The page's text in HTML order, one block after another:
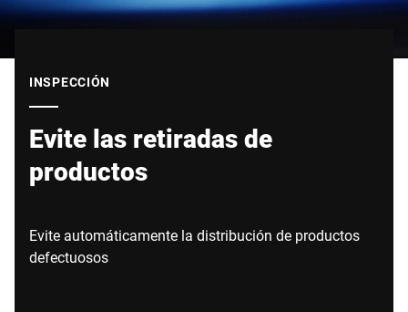
Sitio web global
INSPECCIÓN
Evite las retiradas de
productos
Evite automáticamente la distribución de productos
defectuosos